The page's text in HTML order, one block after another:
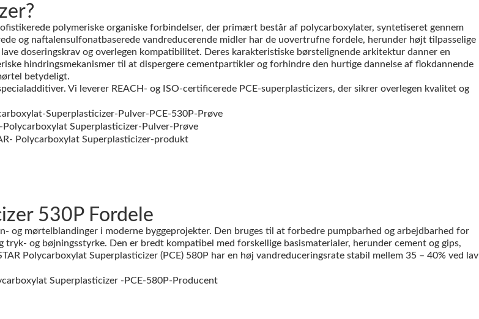
polymeriske organiske forbindelser, der primært består af polycarboxylater, syntetiseret gennem
og naftalensulfonatbaserede vandreducerende midler har de uovertrufne fordele, herunder højt tilpasselige
doseringskrav og overlegen kompatibilitet. Deres karakteristiske børstelignende arkitektur danner en
hindringsmekanismer til at dispergere cementpartikler og forhindre den hurtige dannelse af flokdannende
betydeligt.
Vi leverer REACH- og ISO-certificerede PCE-superplasticizers, der sikrer overlegen kvalitet og
530P Fordele
og mørtelblandinger i moderne byggeprojekter. Den bruges til at forbedre pumpbarhed og arbejdbarhed for
og bøjningsstyrke. Den er bredt kompatibel med forskellige basismaterialer, herunder cement og gips,
Polycarboxylat Superplasticizer (PCE) 580P har en høj vandreduceringsrate stabil mellem 35 – 40% ved lav